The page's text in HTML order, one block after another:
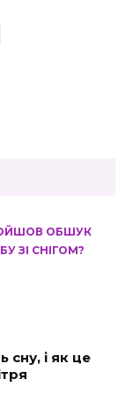
ОБШУК
ЗІ СНІГОМ?
сну, і як це